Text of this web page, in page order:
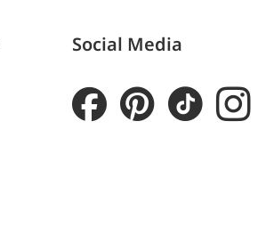
Social Media